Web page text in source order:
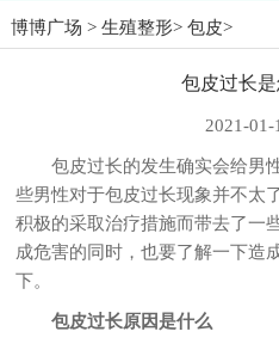
博博广场 > 生殖整形> 包皮>
包皮过长
2021-01-
包皮过长的发生确实会给男
些男性对于包皮过长现象并不太
积极的采取治疗措施而带去了一
成危害的同时，也要了解一下造
下。
包皮过长原因是什么